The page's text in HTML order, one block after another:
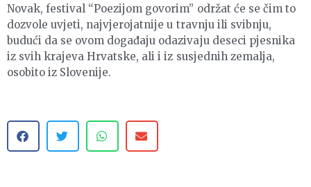
Novak, festival “Poezijom govorim” održat će se čim to
dozvole uvjeti, najvjerojatnije u travnju ili svibnju,
budući da se ovom događaju odazivaju deseci pjesnika
iz svih krajeva Hrvatske, ali i iz susjednih zemalja,
osobito iz Slovenije.